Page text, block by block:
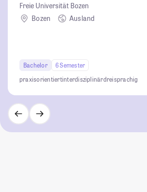
Freie Universität Bozen
Bozen
Ausland
Bachelor
6 Semester
praxisorientiertinterdisziplinärdreisprachig